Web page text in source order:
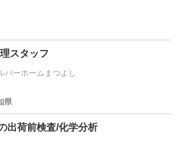
スタッフ
バーホームまつよし
県
出荷前検査/化学分析